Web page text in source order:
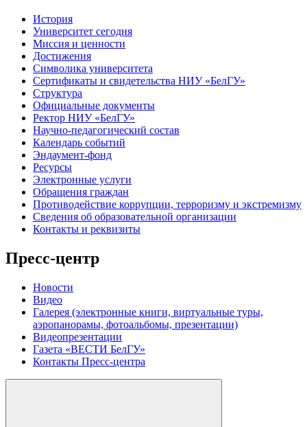
История
Университет сегодня
Миссия и ценности
Достижения
Символика университета
Сертификаты и свидетельства НИУ «БелГУ»
Структура
Официальные документы
Ректор НИУ «БелГУ»
Научно-педагогический состав
Календарь событий
Эндаумент-фонд
Ресурсы
Электронные услуги
Обращения граждан
Противодействие коррупции, терроризму и экстремизму
Сведения об образовательной организации
Контакты и реквизиты
Пресс-центр
Новости
Видео
Галерея (электронные книги, виртуальные туры,
аэропанорамы, фотоальбомы, презентации)
Видеопрезентации
Газета «ВЕСТИ БелГУ»
Контакты Пресс-центра